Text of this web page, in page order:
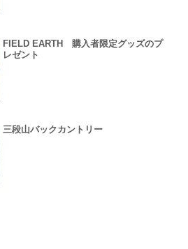
FIELD EARTH 購入者限定グッズのプ
レゼント
三段山バックカントリー